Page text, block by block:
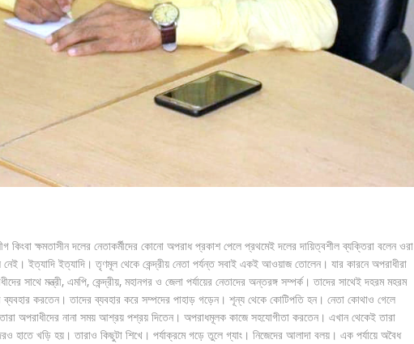
ক্ষমতাসীন দলের নেতাকর্মীদের কোনো অপরাধ প্রকাশ পেলে প্রথমেই দলের দায়িত্বশীল ব্যক্তিরা বলেন ওরা
ইত্যাদি ইত্যাদি। তৃণমূল থেকে কেন্দ্রীয় নেতা পর্যন্ত সবাই একই আওয়াজ তোলেন। যার কারনে অপরাধীরা
সাথে মন্ত্রী, এমপি, কেন্দ্রীয়, মহানগর ও জেলা পর্যায়ের নেতাদের অন্তরঙ্গ সম্পর্ক। তাদের সাথেই দহরম মহরম
ব্যবহার করতেন। তাদের ব্যবহার করে সম্পদের পাহাড় গড়েন। শূন্য থেকে কোটিপতি হন। নেতা কোথাও গেলে
অপরাধীদের নানা সময় আশ্রয় পশ্রয় দিতেন। অপরাধমূলক কাজে সহযোগীতা করতেন। এখান থেকেই তারা
হাতে খড়ি হয়। তারাও কিছুটা শিখে। পর্যাক্রমে গড়ে তুলে গ্যাং। নিজেদের আলাদা বলয়। এক পর্যায়ে অবৈধ